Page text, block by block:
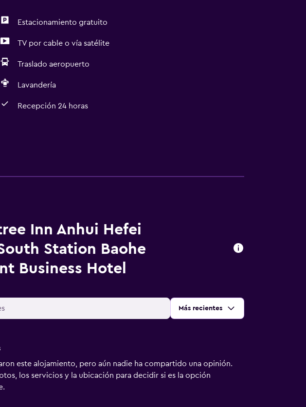
Estacionamiento gratuito
TV por cable o vía satélite
Traslado aeropuerto
Lavandería
Recepción 24 horas
Inn Anhui Hefei
Station Baohe
Business Hotel
Ordenar por:
Más recientes
este alojamiento, pero aún nadie ha compartido una opinión.
los servicios y la ubicación para decidir si es la opción